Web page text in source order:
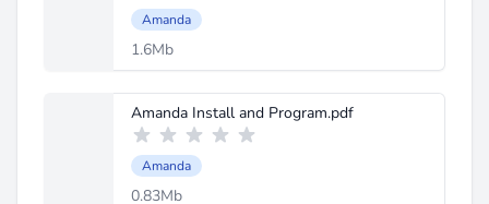
Amanda
1.6Mb
Amanda Install and Program.pdf
Amanda
0.83Mb